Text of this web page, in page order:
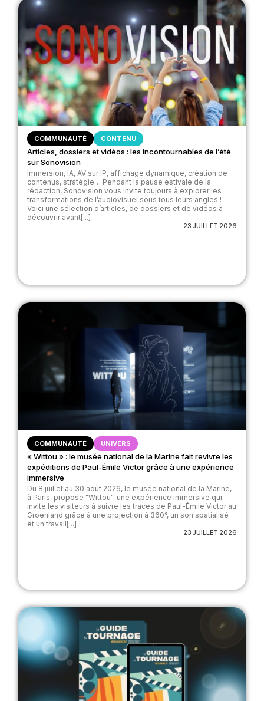
COMMUNAUTÉ CONTENU
Articles, dossiers et vidéos : les incontournables de l’été
sur Sonovision
Immersion, IA, AV sur IP, affichage dynamique, création de
contenus, stratégie… Pendant la pause estivale de la
rédaction, Sonovision vous invite toujours à explorer les
transformations de l’audiovisuel sous tous leurs angles !
Voici une sélection d’articles, de dossiers et de vidéos à
découvrir avant[...]
23 JUILLET 2026
COMMUNAUTÉ UNIVERS
« Wittou » : le musée national de la Marine fait revivre les
expéditions de Paul-Émile Victor grâce à une expérience
immersive
Du 8 juillet au 30 août 2026, le musée national de la Marine,
à Paris, propose "Wittou", une expérience immersive qui
invite les visiteurs à suivre les traces de Paul-Émile Victor au
Groenland grâce à une projection à 360°, un son spatialisé
et un travail[...]
23 JUILLET 2026